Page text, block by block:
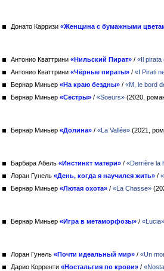
Донато Карризи «Женщина с бумажными
Антонио Кваттрини «Нильский Пират» / «Il pirata
Антонио Кваттрини «Чёрные пираты» / «I Pirati
Бернар Миньер «На краю бездны» / «M, le bord
Бернар Миньер «Сестры» / «Soeurs» (2020,
Бернар Миньер «Долина» / «La Vallée» (2021,
Барбара Абель «Инстинкт матери» / «Derrière la
Лоран Гунель «День, когда я научился жить» /
Бернар Миньер «Лютая охота» / «La Chasse»
Бернар Миньер «Игра в метаморфозы» / «Lucia»
Лоран Гунель «Почти идеальный мир» / «Un
Дарио Корренти «Ностальгия по крови» /